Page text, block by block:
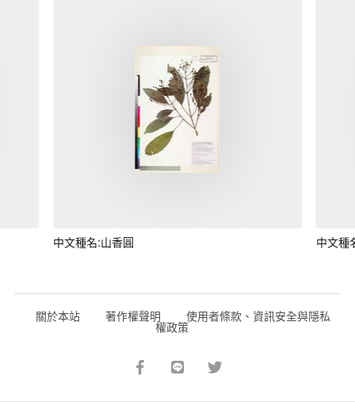
中文種名:山香圓 中文種
關於本站 著作權聲明 使用者條款、資訊安全與隱私
權政策